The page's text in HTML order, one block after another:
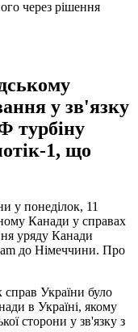
у зв'язку
турбіну
1, що
у понеділок, 11
Канади у справах
уряду Канади
до Німеччини. Про
справ України було
в Україні, якому
сторони у зв'язку з